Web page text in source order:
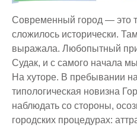
Современный город — это
сложилось исторически.
выражала. Любопытный
Судак, и с самого начала
На хуторе. В пребывании
типологическая новизна
наблюдать со стороны,
городских процедурах: